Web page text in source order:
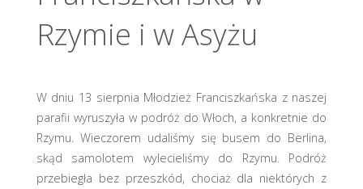
Rzymie i w Asyżu
W dniu 13 sierpnia Młodzież Franciszkańska z naszej
parafii wyruszyła w podróż do Włoch, a konkretnie do
Rzymu. Wieczorem udaliśmy się busem do Berlina,
skąd samolotem wylecieliśmy do Rzymu. Podróż
przebiegła bez przeszkód, chociaż dla niektórych z